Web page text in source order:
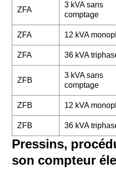
ZFA
3 kVA sans
comptage
ZFA 12 kVA
ZFA 36 kVA
ZFB
3 kVA sans
comptage
ZFB 12 kVA
ZFB 36 kVA
Pressins,
son compteur